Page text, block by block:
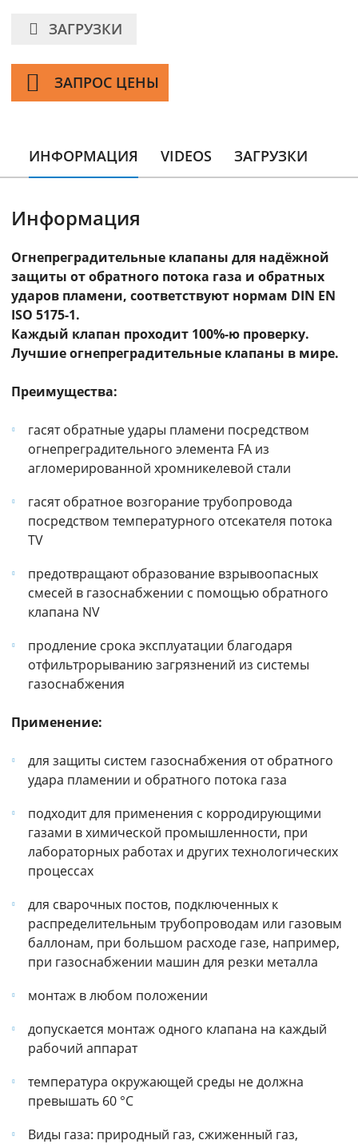
ЗАГРУЗКИ
ЗАПРОС ЦЕНЫ
ИНФОРМАЦИЯ VIDEOS ЗАГРУЗКИ
Информация
Огнепреградительные клапаны для надёжной
защиты от обратного потока газа и обратных
ударов пламени, соответствуют нормам DIN EN
ISO 5175-1.
Каждый клапан проходит 100%-ю проверку.
Лучшие огнепреградительные клапаны в мире.
Преимущества:
гасят обратные удары пламени посредством
огнепреградительного элемента FA из
агломерированной хромникелевой стали
гасят обратное возгорание трубопровода
посредством температурного отсекателя потока
TV
предотвращают образование взрывоопасных
смесей в газоснабжении с помощью обратного
клапана NV
продление срока эксплуатации благодаря
отфильтрорыванию загрязнений из системы
газоснабжения
Применение:
для защиты систем газоснабжения от обратного
удара пламении и обратного потока газа
подходит для применения с корродирующими
газами в химической промышленности, при
лабораторных работах и других технологических
процессах
для сварочных постов, подключенных к
распределительным трубопроводам или газовым
баллонам, при большом расходе газе, например,
при газоснабжении машин для резки металла
монтаж в любом положении
допускается монтаж одного клапана на каждый
рабочий аппарат
температура окружающей среды не должна
превышать 60 °C
Виды газа: природный газ, cжиженный газ,